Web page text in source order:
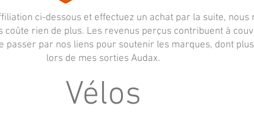
ci-dessous et effectuez un achat par la suite, nous
coûte rien de plus. Les revenus perçus contribuent à
passer par nos liens pour soutenir les marques, dont
lors de mes sorties Audax.
Vélos